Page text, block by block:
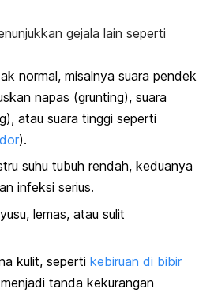
gejala lain seperti
normal, misalnya suara pendek
napas (grunting), suara
), atau suara tinggi seperti
).
suhu tubuh rendah, keduanya
infeksi serius.
lemas, atau sulit
kulit, seperti kebiruan di bibir
tanda kekurangan